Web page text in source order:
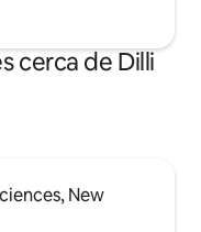
cerca de Dilli
New